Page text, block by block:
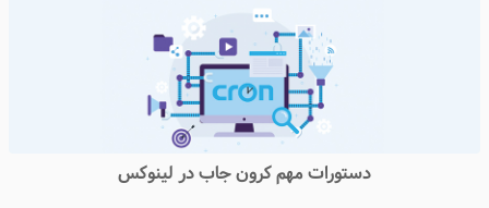
دستورات مهم کرون جاب در لینوکس